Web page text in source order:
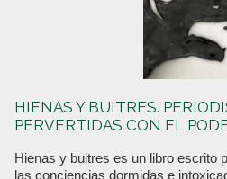
HIENAS Y BUITRES.
PERVERTIDAS CON EL
Hienas y buitres es un libro escrito
las conciencias dormidas e